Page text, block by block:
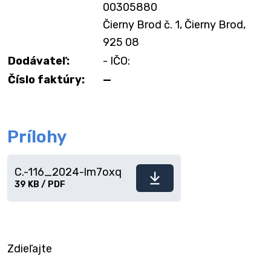
00305880
Čierny Brod č. 1, Čierny Brod,
925 08
Dodávateľ:
- IČO:
Číslo faktúry:
—
Prílohy
Stiahnuť
C.-116_2024-lm7oxq
39 KB / PDF
Zdieľajte